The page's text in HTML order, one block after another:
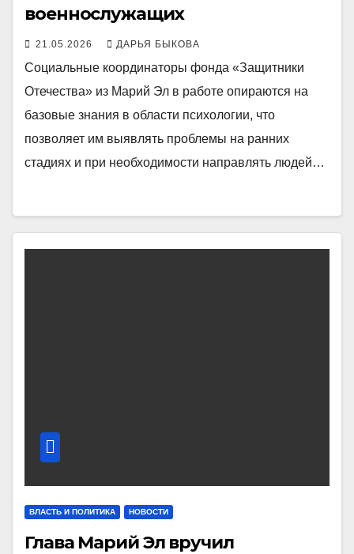
военнослужащих
21.05.2026 ДАРЬЯ БЫКОВА
Социальные координаторы фонда «Защитники
Отечества» из Марий Эл в работе опираются на
базовые знания в области психологии, что
позволяет им выявлять проблемы на ранних
стадиях и при необходимости направлять людей…
ВЛАСТЬ И ПОЛИТИКА НОВОСТИ
Глава Марий Эл вручил